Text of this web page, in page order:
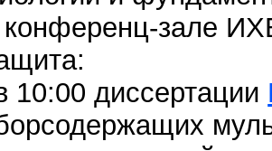
конференц-зале
10:00 диссертации